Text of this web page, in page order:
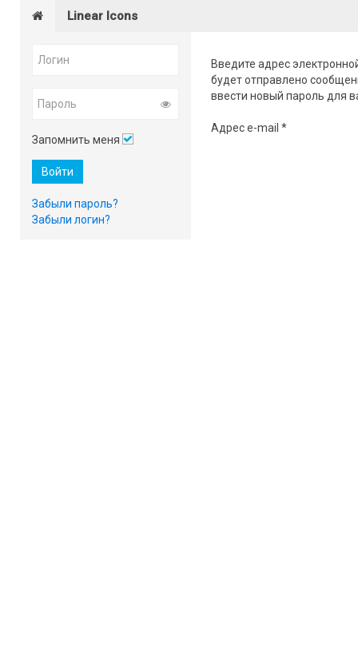
Linear Icons
Введите адрес
будет отправлено
ввести новый пароль для
Адрес e-mail *
Запомнить меня
Войти
Забыли пароль?
Забыли логин?